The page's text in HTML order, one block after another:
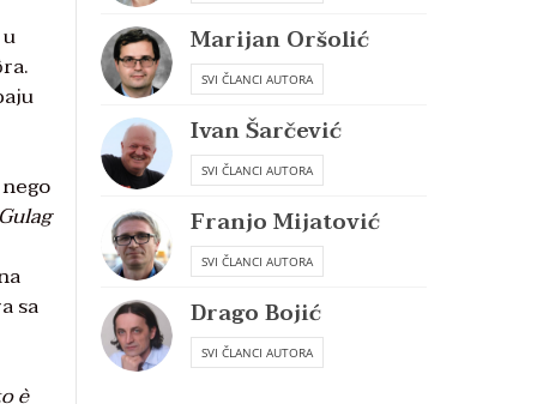
sa
è
Marijan Oršolić
SVI ČLANCI AUTORA
Ivan Šarčević
SVI ČLANCI AUTORA
Franjo Mijatović
SVI ČLANCI AUTORA
Drago Bojić
SVI ČLANCI AUTORA